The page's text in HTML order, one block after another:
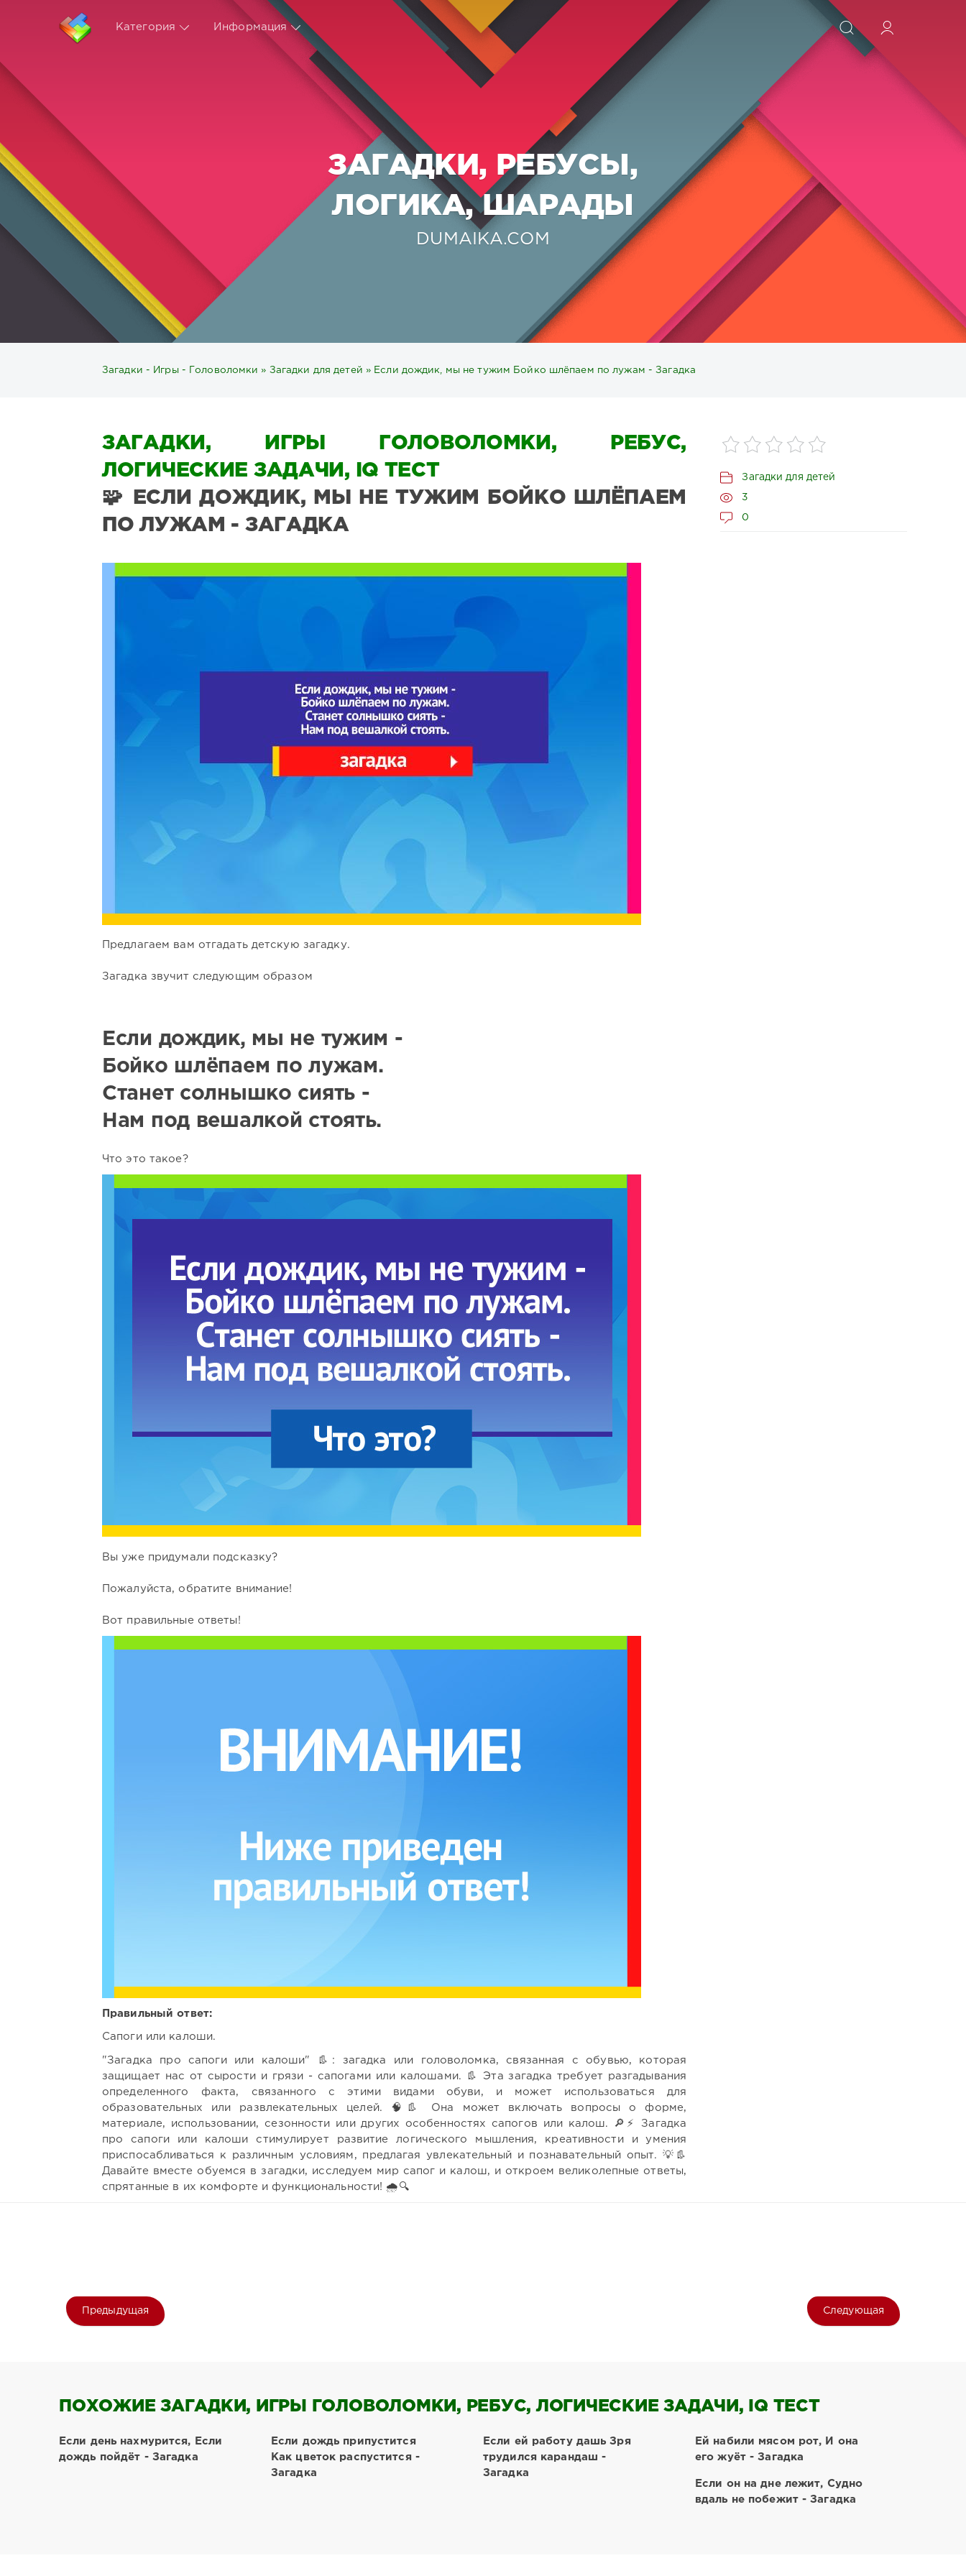
ИСКАТЬ
Категория Информация
ЗАГАДКИ, РЕБУСЫ,
ЛОГИКА, ШАРАДЫ
DUMAIKA.COM
Загадки - Игры - Головоломки » Загадки для детей » Если дождик, мы не тужим Бойко шлёпаем по лужам - Загадка
ЗАГАДКИ, ИГРЫ ГОЛОВОЛОМКИ, РЕБУС,
ЛОГИЧЕСКИЕ ЗАДАЧИ, IQ ТЕСТ
🧩 ЕСЛИ ДОЖДИК, МЫ НЕ ТУЖИМ БОЙКО ШЛЁПАЕМ
ПО ЛУЖАМ - ЗАГАДКА
Загадки для детей
3
0
Предлагаем вам отгадать детскую загадку.
Загадка звучит следующим образом
Если дождик, мы не тужим -
Бойко шлёпаем по лужам.
Станет солнышко сиять -
Нам под вешалкой стоять.
Что это такое?
Вы уже придумали подсказку?
Пожалуйста, обратите внимание!
Вот правильные ответы!
Правильный ответ:
Сапоги или калоши.
"Загадка про сапоги или калоши" 👢: загадка или головоломка, связанная с обувью, которая
защищает нас от сырости и грязи - сапогами или калошами. 👢 Эта загадка требует разгадывания
определенного факта, связанного с этими видами обуви, и может использоваться для
образовательных или развлекательных целей. 🧠👢 Она может включать вопросы о форме,
материале, использовании, сезонности или других особенностях сапогов или калош. 🔎⚡ Загадка
про сапоги или калоши стимулирует развитие логического мышления, креативности и умения
приспосабливаться к различным условиям, предлагая увлекательный и познавательный опыт. 💡👢
Давайте вместе обуемся в загадки, исследуем мир сапог и калош, и откроем великолепные ответы,
спрятанные в их комфорте и функциональности! 🌧️🔍
Предыдущая Следующая
ПОХОЖИЕ ЗАГАДКИ, ИГРЫ ГОЛОВОЛОМКИ, РЕБУС, ЛОГИЧЕСКИЕ ЗАДАЧИ, IQ ТЕСТ
Если день нахмурится, Если
дождь пойдёт - Загадка
Если дождь припустится
Как цветок распустится -
Загадка
Если ей работу дашь Зря
трудился карандаш -
Загадка
Ей набили мясом рот, И она
его жуёт - Загадка
Если он на дне лежит, Судно
вдаль не побежит - Загадка